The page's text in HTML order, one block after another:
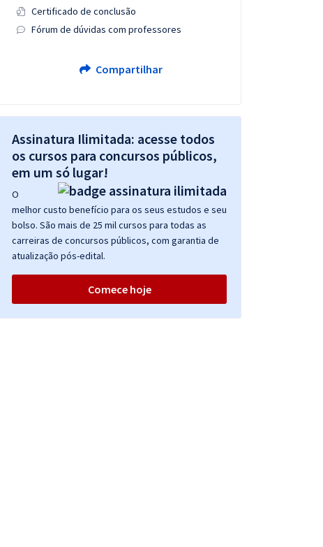
Certificado de conclusão
Fórum de dúvidas com professores
Compartilhar
Assinatura Ilimitada: acesse todos
os cursos para concursos públicos,
em um só lugar!
O
melhor custo benefício para os seus estudos e seu
bolso. São mais de 25 mil cursos para todas as
carreiras de concursos públicos, com garantia de
atualização pós-edital.
Comece hoje